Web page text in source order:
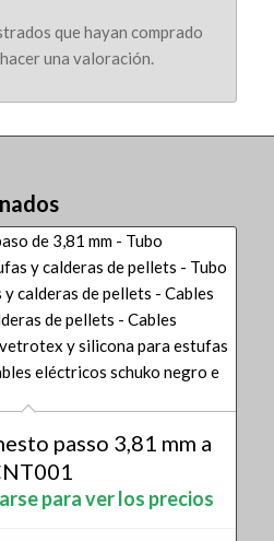
que hayan comprado
una valoración.
passo 3,81 mm a
para ver los precios